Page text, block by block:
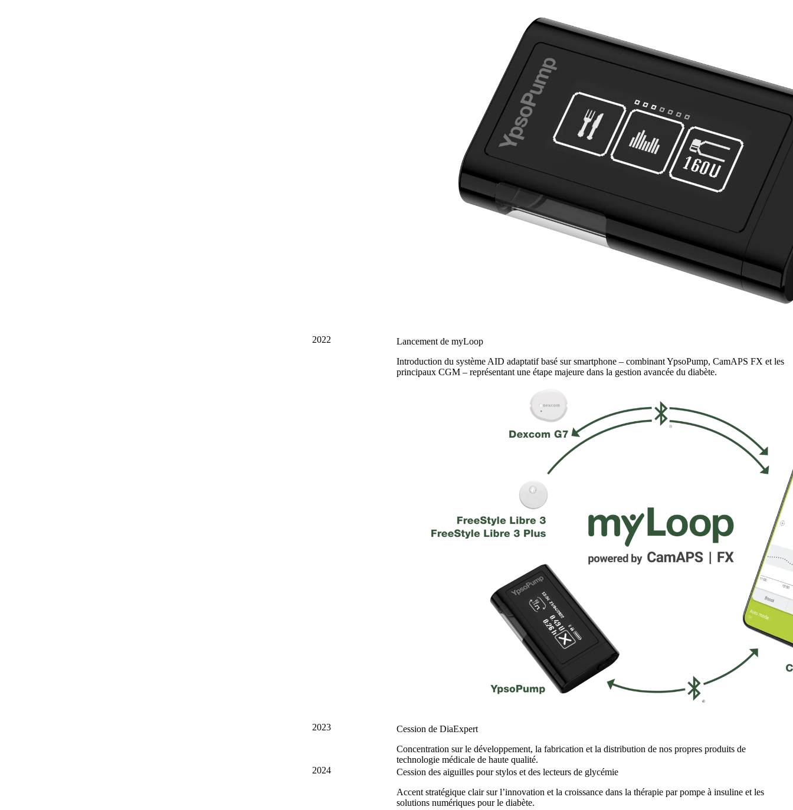
2022
Lancement de myLoop
Introduction du système AID adaptatif basé sur smartphone – combinant YpsoPump, CamAPS FX et les
principaux CGM – représentant une étape majeure dans la gestion avancée du diabète.
2023
Cession de DiaExpert
Concentration sur le développement, la fabrication et la distribution de nos propres produits de
technologie médicale de haute qualité.
2024
Cession des aiguilles pour stylos et des lecteurs de glycémie
Accent stratégique clair sur l’innovation et la croissance dans la thérapie par pompe à insuline et les
solutions numériques pour le diabète.